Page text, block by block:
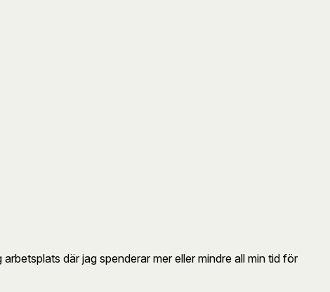
där jag spenderar mer eller mindre all min tid för